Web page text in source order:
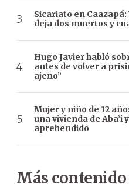
Sicariato en
deja dos muertos y
Hugo Javier habló
antes de volver a
ajeno”
Mujer y niño de 12
una vivienda de Aba’i
aprehendido
Más contenido